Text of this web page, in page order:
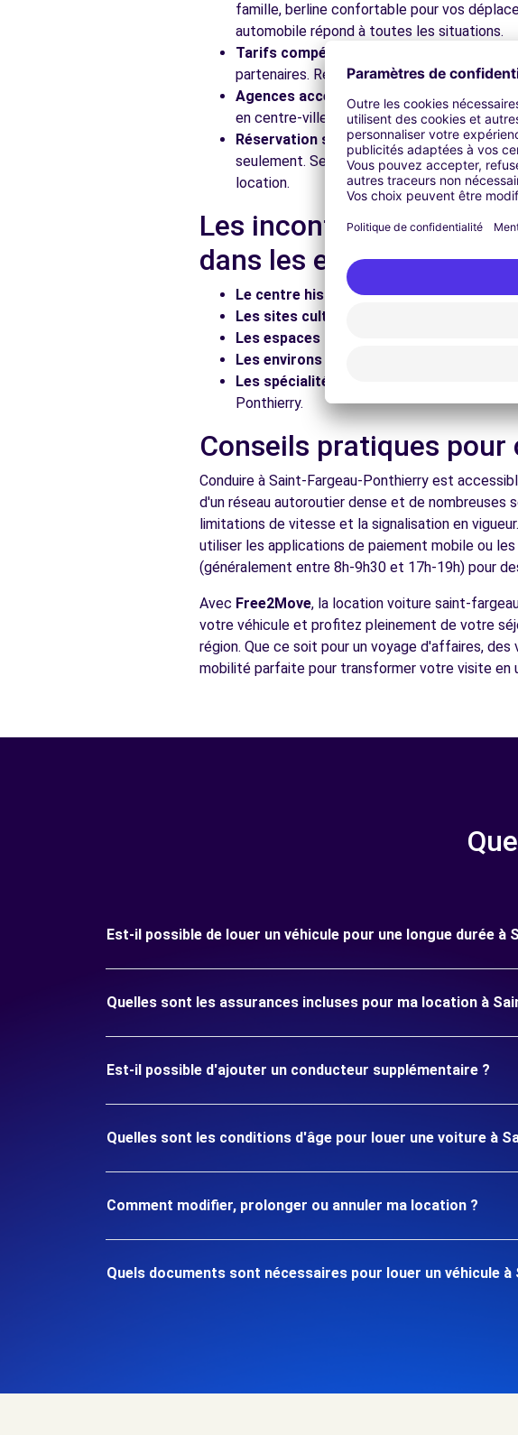
Free2Move Rent - SARL GM PASQUIER AUTOS - SAVIGNY-LE-TEMPLE
Free2Move Rent - SARL DE LA ROCHETTE - LA ROCHETTE (C)
Free2Move Rent - GARAGE DU SOUTERRAIN SARL - CORBEIL-
59-63 RUE DU MARECHAL DE LATTRE DE TASSIGNY
Voir toutes les agences
famille, berline confortable pour vos
automobile répond à toutes les situations.
Tarifs compétitifs :
Profitez des
partenaires. Réservez en ligne en quelques
Agences accessibles : Récupérez votre
en centre-ville, en gare ou près des
Réservation simplifiée :Notre plateforme
seulement. Service client disponible pour
location.
Les incontournables à
dans les environs
Le centre historique :Flânez dans les
Les sites culturels :
Visitez les musées et
Les espaces naturels :
Les environs :
Explorez les châteaux, les
Les spécialités locales :
Découvrez la
Ponthierry.
Conseils pratiques
Conduire à Saint-Fargeau-Ponthierry est
d'un réseau autoroutier dense et de
limitations de vitesse et la signalisation en
utiliser les applications de paiement mobile ou
(généralement entre 8h-9h30 et 17h-19h) pour
Avec Free2Move, la location voiture saint-
votre véhicule et profitez pleinement de votre
région. Que ce soit pour un voyage d'affaires,
mobilité parfaite pour transformer votre visite en
Est-il possible de louer un véhicule pour une longue durée à
Quelles sont les assurances incluses pour ma location à
Est-il possible d'ajouter un conducteur supplémentaire ?
Quelles sont les conditions d'âge pour louer une voiture à
Comment modifier, prolonger ou annuler ma location ?
Quels documents sont nécessaires pour louer un véhicule